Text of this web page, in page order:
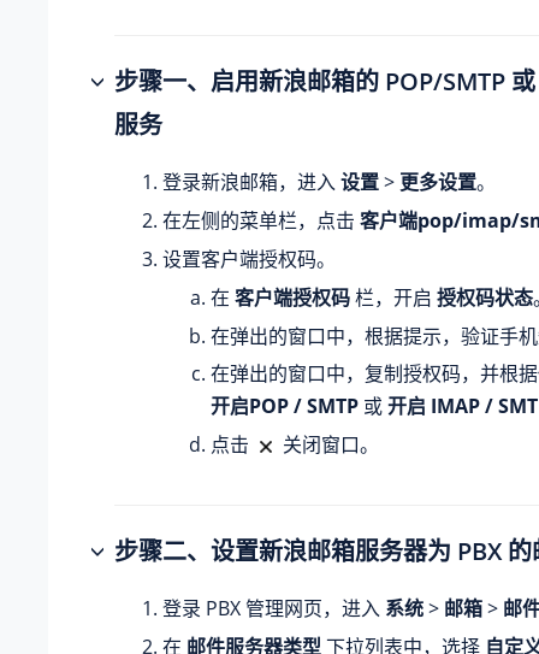
步骤一、启用新浪邮箱的 POP/SMTP
服务
登录新浪邮箱，进入设置>更多设置。
在左侧的菜单栏，点击 客户端pop/imap/
设置客户端授权码。
在 客户端授权码栏，开启 授权码状态
在弹出的窗口中，根据提示，验证手
在弹出的窗口中，复制授权码，并根
开启POP / SMTP 或开启 IMAP /
点击
关闭窗口。
步骤二、设置新浪邮箱服务器为 PBX
登录 PBX 管理网页，进入 系统> 邮箱> 邮
在 邮件服务器类型下拉列表中，选择 自定